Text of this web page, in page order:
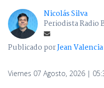
Nicolás Silva
Periodista Radio
Publicado porJean Valencia
Viernes 07 Agosto, 2026 |